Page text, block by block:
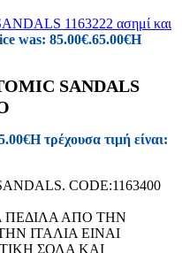
1163222 ασημί και
was: 85.00€.65.00€Η
SANDALS
€Η τρέχουσα τιμή είναι:
CODE:1163400
ΑΠΟ ΤΗΝ
ΙΤΑΛΙΑ ΕΙΝΑΙ
ΣΟΛΑ ΚΑΙ